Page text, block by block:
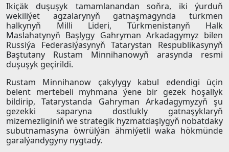
Ikiçäk duşuşyk tamamlanandan soňra, iki ýurduň
wekiliýet agzalarynyň gatnaşmagynda türkmen
halkynyň Milli Lideri, Türkmenistanyň Halk
Maslahatynyň Başlygy Gahryman Arkadagymyz bilen
Russiýa Federasiýasynyň Tatarystan Respublikasynyň
Baştutany Rustam Minnihanowyň arasynda resmi
duşuşyk geçirildi.
Rustam Minnihanow çakylygy kabul edendigi üçin
belent mertebeli myhmana ýene bir gezek hoşallyk
bildirip, Tatarystanda Gahryman Arkadagymyzyň şu
gezekki saparyna dostlukly gatnaşyklaryň
mizemezliginiň we strategik hyzmatdaşlygyň nobatdaky
subutnamasyna öwrülýän ähmiýetli waka hökmünde
garalýandygyny nygtady.